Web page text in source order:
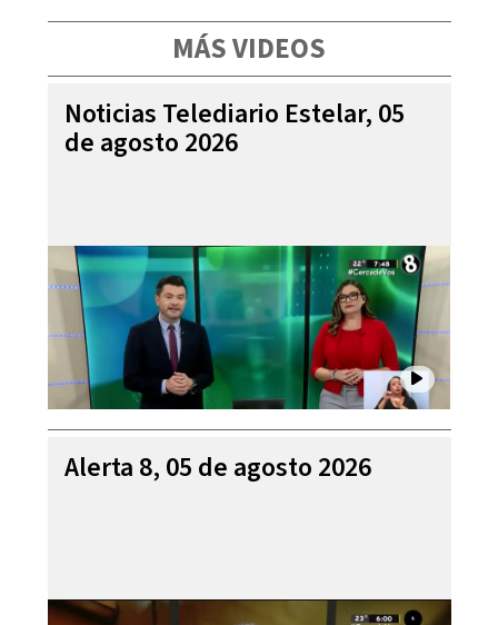
MÁS VIDEOS
Noticias Telediario Estelar, 05
de agosto 2026
Alerta 8, 05 de agosto 2026